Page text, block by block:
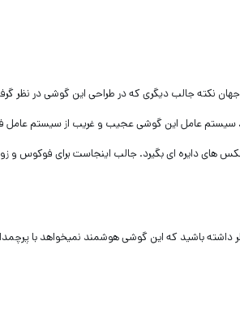
نکته جالب دیگری که در طراحی این گوشی در نظر
عامل این گوشی عجیب و غریب از سیستم عامل
های دایره ای بگیرد. جالب اینجاست برای فوکوس و
داشته باشید که این گوشی هوشمند نمیخواهد با